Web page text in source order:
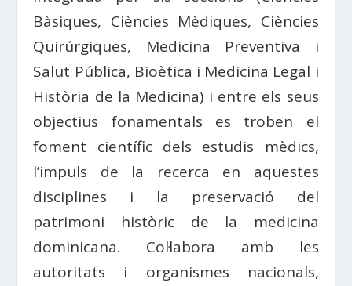
Bàsiques, Ciències Mèdiques, Ciències
Quirúrgiques, Medicina Preventiva i
Salut Pública, Bioètica i Medicina Legal i
Història de la Medicina) i entre els seus
objectius fonamentals es troben el
foment científic dels estudis mèdics,
l’impuls de la recerca en aquestes
disciplines i la preservació del
patrimoni històric de la medicina
dominicana. Col·labora amb les
autoritats i organismes nacionals,